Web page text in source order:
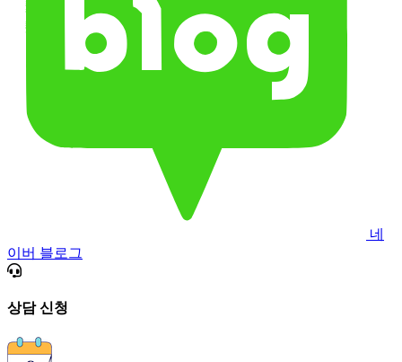
네
이버 블로그
상담 신청